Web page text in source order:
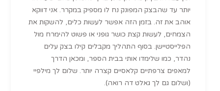
יותר עד שהבצק המפונק נח לו מספיק במקרר. אני דווקא
אוהב את זה. בזמן הזה אפשר לעשות כלים, להשקות את
הצמחים, לעשות קצת כושר גופני או פשוט להימרח מול
הפלייסטיישן. בסוף התהליך מקבלים קילו בצק עלים
נהדר, כמו שלימדו אותי בבית הספר, ומכאן הדרך
למאפים צרפתיים קלאסיים קצרה יותר. שלום לך מילפיי
(ושלום גם לך גאלט דה רואה).